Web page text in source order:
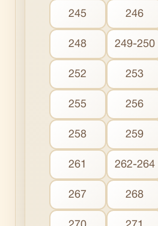
245 246
248 249-250
252 253
255 256
258 259
261 262-264
267 268